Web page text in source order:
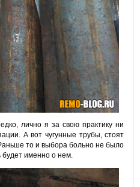
лично я за свою практику ни
А вот чугунные трубы, стоят
то и выбора больно не было
будет именно о нем.